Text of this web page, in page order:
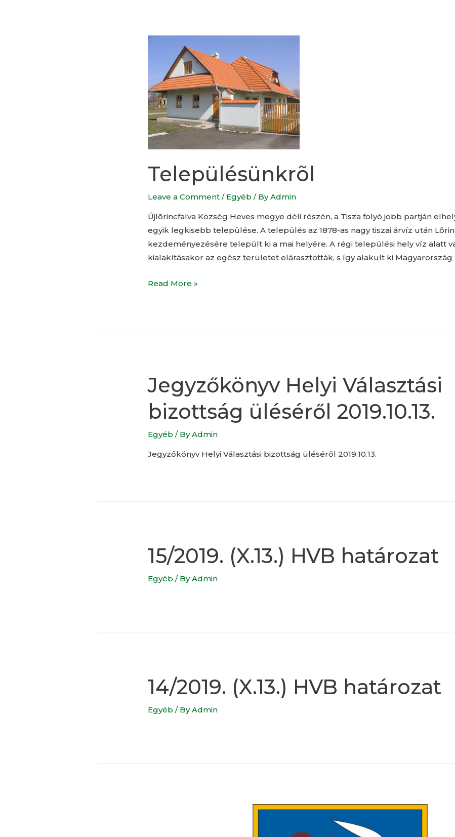
Településünkrõl
Leave a Comment / Egyéb / ByAdmin
Újlõrincfalva Község Heves megye déli részén, a Tisza folyó jobb partján
egyik legkisebb települése. A település az 1878-as nagy tiszai árvíz után
kezdeményezésére települt ki a mai helyére. A régi települési hely víz alatt
kialakításakor az egész területet elárasztották, s így alakult ki Magyarország
Read More »
Jegyzőkönyv Helyi Választási
bizottság üléséről 2019.10.13.
Egyéb / ByAdmin
Jegyzőkönyv Helyi Választási bizottság üléséről 2019.10.13.
15/2019. (X.13.) HVB határozat
Egyéb / ByAdmin
14/2019. (X.13.) HVB határozat
Egyéb / ByAdmin